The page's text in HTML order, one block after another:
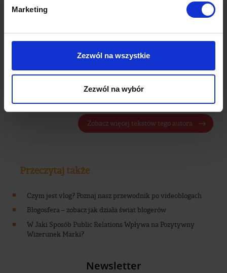
Marketing
Zezwól na wszystkie
Zezwól na wybór
dziedzinie public relations i marketingu
Ferajna wciąż gra" oraz współautorką
zbioru opowiadań "Taxi, taxi! Albo o
ludziach, taksówkach i innych
Zobacz więcej tekstów tego autora
Przeczytaj także
Czym jest vlog? Poznaj nasz przewodnik po videoblogach
Blogosfera – zobacz jak działa świat blogerów
W Jaki Sposób Public Relations Wpływa na Pozytywny
Wizerunek Marki?
Newsletter